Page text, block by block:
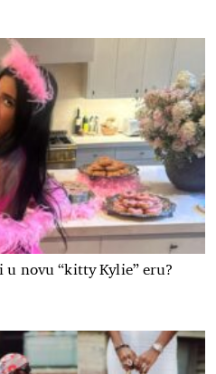
novu “kitty Kylie” eru?